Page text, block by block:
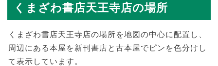
くまざわ書店天王寺店の場所
くまざわ書店天王寺店の場所を地図の中心に配置し、
周辺にある本屋を新刊書店と古本屋でピンを色分けし
て表示しています。